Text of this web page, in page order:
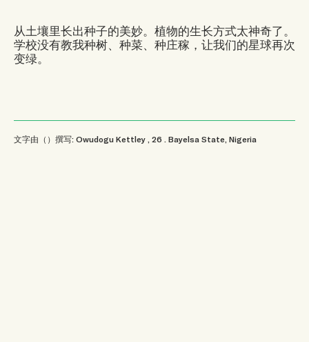
从土壤里长出种子的美妙。植物的生长方式太神奇了。
学校没有教我种树、种菜、种庄稼，让我们的星球再次
变绿。
文字由（）撰写: Owudogu Kettley , 26 Bayelsa State, Nigeria